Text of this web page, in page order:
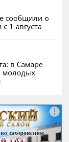
сообщили о
1 августа
в Самаре
молодых